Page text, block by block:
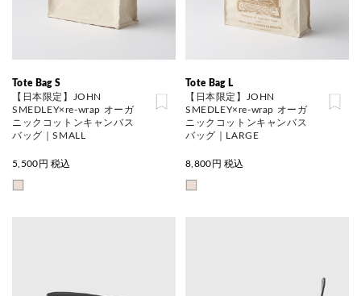
Tote Bag S
【日本限定】JOHN
SMEDLEY×re-wrap オーガ
ニックコットンキャンバス
バッグ｜SMALL
5,500 円 税込
Tote Bag L
【日本限定】JOHN
SMEDLEY×re-wrap オーガ
ニックコットンキャンバス
バッグ｜LARGE
8,800 円 税込